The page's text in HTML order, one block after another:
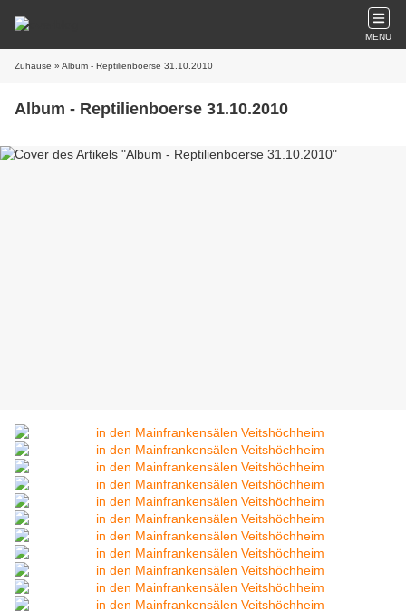
MENU
Zuhause » Album - Reptilienboerse 31.10.2010
Album - Reptilienboerse 31.10.2010